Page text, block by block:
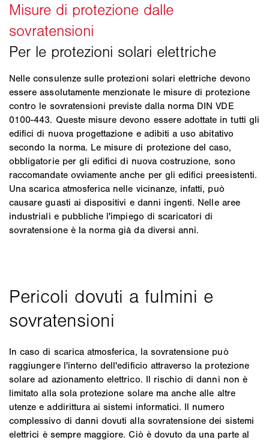
Nelle consulenze sulle protezioni solari elettriche devono
essere assolutamente menzionate le misure di protezione
contro le sovratensioni previste dalla norma DIN VDE
0100-443. Queste misure devono essere adottate in tutti gli
edifici di nuova progettazione e adibiti a uso abitativo
secondo la norma. Le misure di protezione del caso,
obbligatorie per gli edifici di nuova costruzione, sono
raccomandate ovviamente anche per gli edifici preesistenti.
Una scarica atmosferica nelle vicinanze, infatti, può
causare guasti ai dispositivi e danni ingenti. Nelle aree
industriali e pubbliche l'impiego di scaricatori di
sovratensione è la norma già da diversi anni.
In caso di scarica atmosferica, la sovratensione può
raggiungere l'interno dell'edificio attraverso la protezione
solare ad azionamento elettrico. Il rischio di danni non è
limitato alla sola protezione solare ma anche alle altre
utenze e addirittura ai sistemi informatici. Il numero
complessivo di danni dovuti alla sovratensione dei sistemi
elettrici è sempre maggiore. Ciò è dovuto da una parte al